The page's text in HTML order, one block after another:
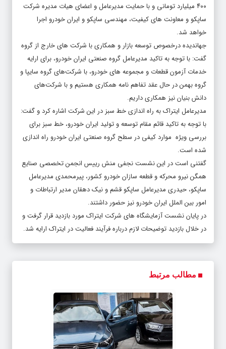
۴۰۰ میلیارد تومانی و با حمایت مدیرعامل و اعضای هیات مدیره شرکت
ساپکو و معاونت های کیفیت، مهندسی ساپکو و ایران خودرو اجرا
خواهد شد.
جهاندیده درخصوص توسعه بازار و همکاری با شرکت های خارج از گروه
گفت: با توجه به تاکید مدیرعامل گروه صنعتی ایران خودرو، برای ارایه
خدمات آزمون قطعات و مجموعه های خودرو، با شرکت‌های گروه سایپا و
گروه بهمن در حال عقد تفاهم نامه همکاری هستیم و با شرکت‌های
دانش بنیان نیز همکاری داریم.
مدیرعامل ایتراک به راه اندازی خط سبز در این شرکت اشاره کرد و گفت:
با توجه به تاکید قائم مقام توسعه و تولید ایران خودرو، خط سبز برای
بررسی ویژه موارد کیفی در سطح گروه صنعتی ایران خودرو راه اندازی
شده است.
گفتنی است در این نشست نجفی منش رییس انجمن تخصصی صنایع
همگن نیرو محرکه و قطعه سازان خودرو کشور، پیرمحمدی مدیرعامل
ساپکو، حیدری مدیرعامل ساپکو قشم و نیک دهقان مدیر ارتباطات و
امور بین الملل ایران خودرو نیز حضور داشتند.
در پایان نشست آزمایشگاه های شرکت ایتراک مورد بازدید قرار گرفت و
در خلال بازدید توضیحات لازم درباره فرآیند فعالیت در ایتراک ارایه شد.
مطالب مرتبط